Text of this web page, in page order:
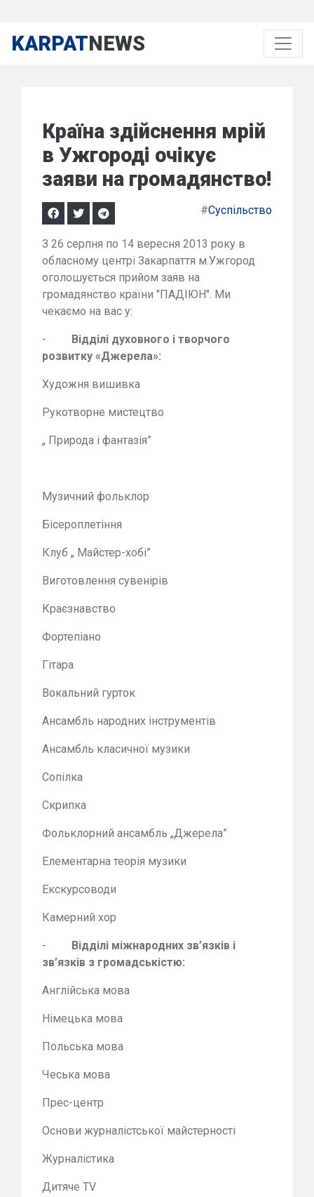
KARPATNEWS
Країна здійснення мрій
в Ужгороді очікує
заяви на громадянство!
#Суспільство
З 26 серпня по 14 вересня 2013 року в
обласному центрі Закарпаття м.Ужгород
оголошується прийом заяв на
громадянство країни "ПАДІЮН". Ми
чекаємо на вас у:
-
Відділі духовного і творчого
розвитку «Джерела»:
Художня вишивка
Рукотворне мистецтво
„ Природа і фантазія”
Музичний фольклор
Бісероплетіння
Клуб „ Майстер-хобі”
Виготовлення сувенірів
Краєзнавство
Фортепіано
Гітара
Вокальний гурток
Ансамбль народних інструментів
Ансамбль класичної музики
Сопілка
Скрипка
Фольклорний ансамбль „Джерела”
Елементарна теорія музики
Екскурсоводи
Камерний хор
-
Відділі міжнародних зв’язків і
зв’язків з громадськістю:
Англійська мова
Німецька мова
Польська мова
Чеська мова
Прес-центр
Основи журналістської майстерності
Журналістика
Дитяче TV